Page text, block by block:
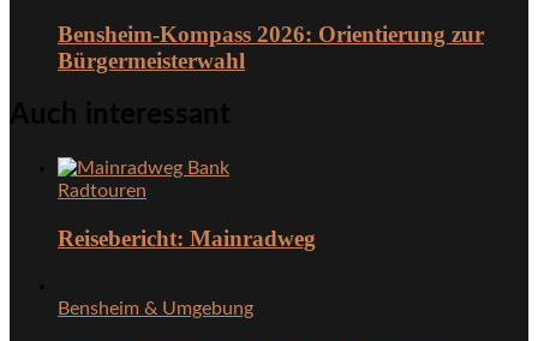
Bensheim-Kompass 2026: Orientierung zur
Bürgermeisterwahl
Auch interessant
Radtouren
Reisebericht: Mainradweg
Bensheim & Umgebung